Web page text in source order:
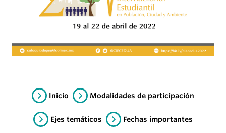
Inicio Modalidades de participación
Ejes temáticos Fechas importantes